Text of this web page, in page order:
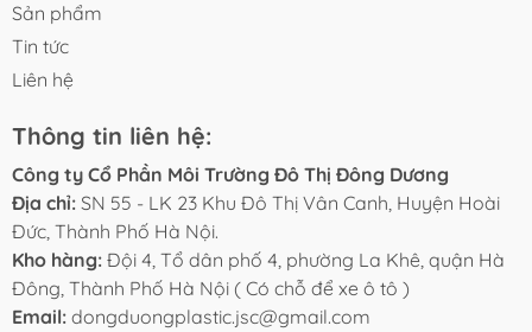
Sản phẩm
Tin tức
Liên hệ
Thông tin liên hệ:
Công ty Cổ Phần Môi Trường Đô Thị Đông Dương
Địa chỉ: SN 55 - LK 23 Khu Đô Thị Vân Canh, Huyện Hoài
Đức, Thành Phố Hà Nội.
Kho hàng: Đội 4, Tổ dân phố 4, phường La Khê, quận Hà
Đông, Thành Phố Hà Nội ( Có chỗ để xe ô tô )
Email: dongduongplastic.jsc@gmail.com